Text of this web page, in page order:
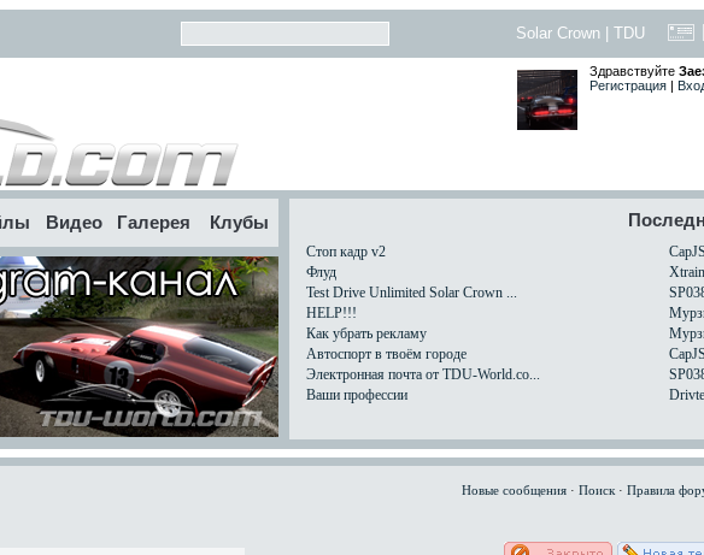
Solar Crown TDU
Здравствуйте
Регистрация |
Видео Галерея Клубы
Стоп кадр v2 CapJS
Флуд
Xtrain
Test Drive Unlimited Solar Crown ...
HELP!!!
Как убрать рекламу
Автоспорт в твоём городе
CapJS
Электронная почта от TDU-World.co...
Ваши профессии
Новые сообщения · Поиск · Правила